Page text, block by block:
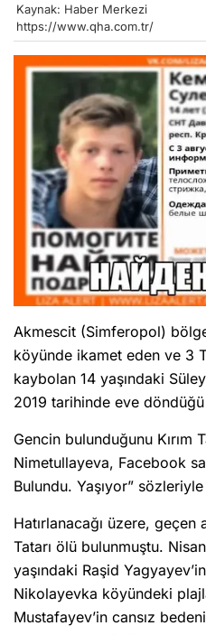
Kaynak: Haber Merkezi
https://www.qha.com.tr/
Akmescit (Simferopol)
köyünde ikamet eden ve 3
kaybolan 14 yaşındaki
2019 tarihinde eve
Gencin bulunduğunu Kırım
Nimetullayeva, Facebook
Bulundu. Yaşıyor” sözleriyle
Hatırlanacağı üzere, geçen
Tatarı ölü bulunmuştu.
yaşındaki Raşid
Nikolayevka köyündeki
Mustafayev’in cansız